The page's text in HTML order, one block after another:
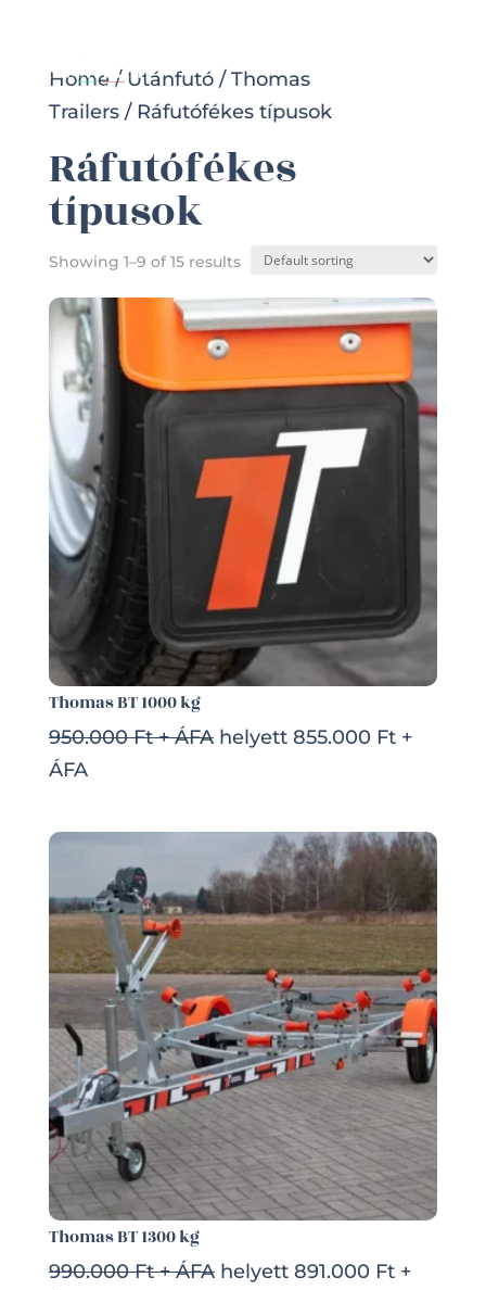
Home/Utánfutó/Thomas
Trailers/ Ráfutófékes típusok
Ráfutófékes
típusok
Showing 1–9 of 15 results
Thomas BT 1000 kg
950.000 Ft + ÁFAhelyett 855.000 Ft +
ÁFA
Thomas BT 1300 kg
990.000 Ft + ÁFAhelyett 891.000 Ft +